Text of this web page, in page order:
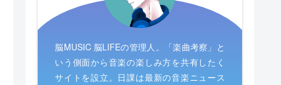
脳MUSIC 脳LIFEの管理人。「楽曲考察」と
いう側面から音楽の楽しみ方を共有したく
サイトを設立。日課は最新の音楽ニュース